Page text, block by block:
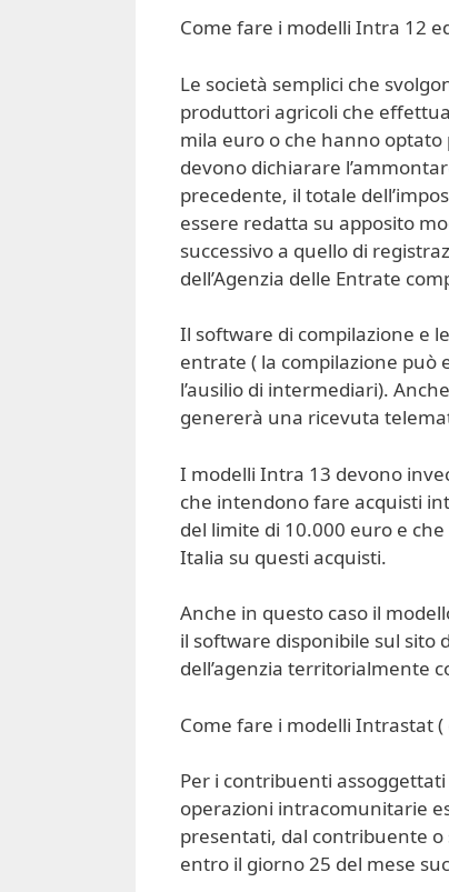
Come fare i modelli Intra 12
Le società semplici che
produttori agricoli che
mila euro o che hanno optato
devono dichiarare
precedente, il totale
essere redatta su apposito
successivo a quello di
dell’Agenzia delle Entrate
Il software di compilazione e
entrate ( la compilazione
l’ausilio di intermediari).
genererà una ricevuta
I modelli Intra 13 devono
che intendono fare acquisti
del limite di 10.000 euro e
Italia su questi acquisti.
Anche in questo caso il
il software disponibile sul sito
dell’agenzia territorialmente
Come fare i modelli Intrastat
Per i contribuenti
operazioni intracomunitarie
presentati, dal contribuente o
entro il giorno 25 del mese